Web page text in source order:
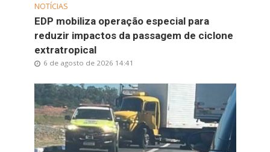
NOTÍCIAS
EDP mobiliza operação especial para
reduzir impactos da passagem de ciclone
extratropical
6 de agosto de 2026 14:41